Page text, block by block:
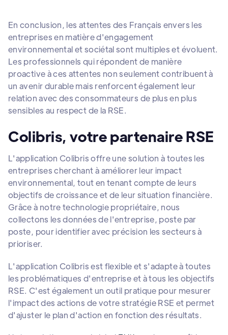
En conclusion, les attentes des Français envers les
entreprises en matière d'engagement
environnemental et sociétal sont multiples et évoluent.
Les professionnels qui répondent de manière
proactive à ces attentes non seulement contribuent à
un avenir durable mais renforcent également leur
relation avec des consommateurs de plus en plus
sensibles au respect de la RSE.
Colibris, votre partenaire RSE
L'application Colibris offre une solution à toutes les
entreprises cherchant à améliorer leur impact
environnemental, tout en tenant compte de leurs
objectifs de croissance et de leur situation financière.
Grâce à notre technologie propriétaire, nous
collectons les données de l'entreprise, poste par
poste, pour identifier avec précision les secteurs à
prioriser.
L'application Colibris est flexible et s'adapte à toutes
les problématiques d'entreprise et à tous les objectifs
RSE. C'est également un outil pratique pour mesurer
l'impact des actions de votre stratégie RSE et permet
d'ajuster le plan d'action en fonction des résultats.